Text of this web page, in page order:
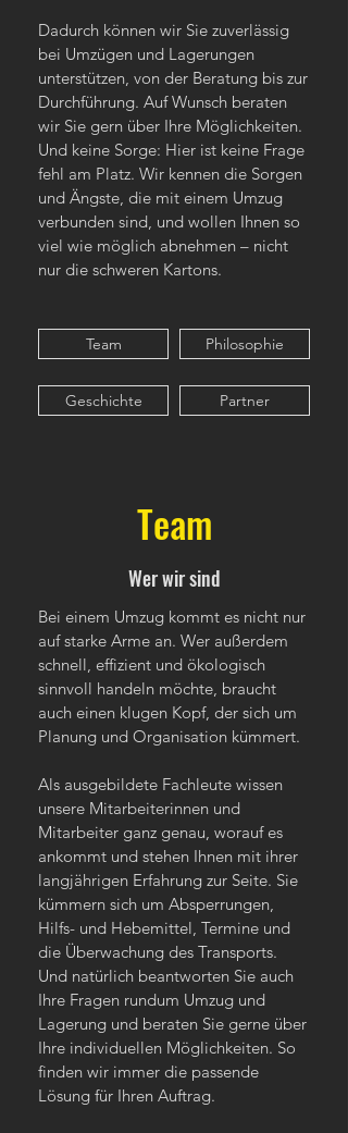
Dadurch können wir Sie zuverlässig
bei Umzügen und Lagerungen
unterstützen, von der Beratung bis zur
Durchführung. Auf Wunsch beraten
wir Sie gern über Ihre Möglichkeiten.
Und keine Sorge: Hier ist keine Frage
fehl am Platz. Wir kennen die Sorgen
und Ängste, die mit einem Umzug
verbunden sind, und wollen Ihnen so
viel wie möglich abnehmen – nicht
nur die schweren Kartons.
Team Philosophie
Geschichte Partner
Team
Wer wir sind
Bei einem Umzug kommt es nicht nur
auf starke Arme an. Wer außerdem
schnell, effizient und ökologisch
sinnvoll handeln möchte, braucht
auch einen klugen Kopf, der sich um
Planung und Organisation kümmert.
Als ausgebildete Fachleute wissen
unsere Mitarbeiterinnen und
Mitarbeiter ganz genau, worauf es
ankommt und stehen Ihnen mit ihrer
langjährigen Erfahrung zur Seite. Sie
kümmern sich um Absperrungen,
Hilfs- und Hebemittel, Termine und
die Überwachung des Transports.
Und natürlich beantworten Sie auch
Ihre Fragen rundum Umzug und
Lagerung und beraten Sie gerne über
Ihre individuellen Möglichkeiten. So
finden wir immer die passende
Lösung für Ihren Auftrag.